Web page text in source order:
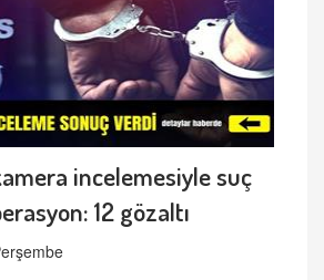
incelemesiyle suç
12 gözaltı